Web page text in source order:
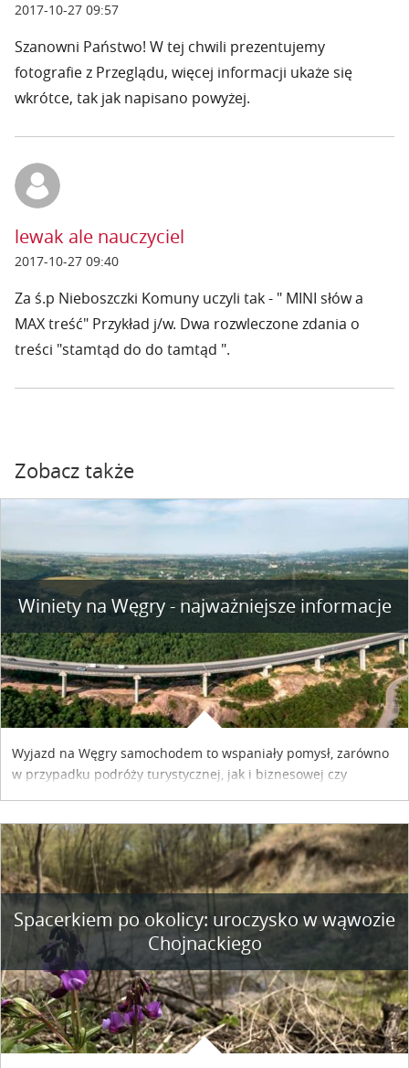
2017-10-27 09:57
Szanowni Państwo! W tej chwili prezentujemy
fotografie z Przeglądu, więcej informacji ukaże się
wkrótce, tak jak napisano powyżej.
lewak ale nauczyciel
2017-10-27 09:40
Za ś.p Nieboszczki Komuny uczyli tak - " MINI słów a
MAX treść" Przykład j/w. Dwa rozwleczone zdania o
treści "stamtąd do do tamtąd ".
Zobacz także
Winiety na Węgry - najważniejsze informacje
Wyjazd na Węgry samochodem to wspaniały pomysł, zarówno
w przypadku podróży turystycznej, jak i biznesowej czy
współpracy reklamowej z Hungary Vignette.
Spacerkiem po okolicy: uroczysko w wąwozie
Chojnackiego